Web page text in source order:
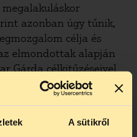
A sütikről
azonban úgy tűnik,
célja és
elmondottak alapján
Gárda célkitűzéseivel.
tiltásával
szabálysértés